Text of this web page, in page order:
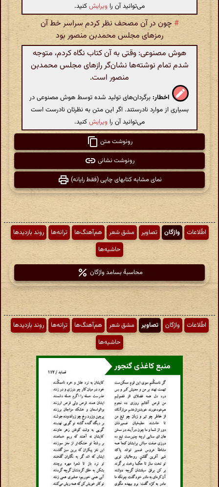
می‌توانید آن را ویرایشکنید.
# چون در آن مصحف نظر کردم سراسر خط آن
رمزهای مجلس محمدبن منصور بود
هوش مصنوعی: وقتی به آن کتاب نگاه کردم، متوجه
شدم تمام نوشته‌ها نشان‌گر رازهای مجلس محمدبن
منصور است.
اخطار: برگردان‌های تولید شده توسط هوش مصنوعی در
بسیاری از موارد نادرستند. اگر این متن به نظرتان نادرست است
می‌توانید آن را ویرایشکنید.
رونوشت متن
رونوشت نشانی
نمای مشابه کتابهای چاپی (فقط رایانه)
اطّلاعات واژگان تصاویر مشق شعر هم‌آهنگ‌ها ترانه‌ها
روند بازدیدها
حاشیه‌ها
محاسبهٔ بسامد واژگان
اطّلاعات واژگان تصاویر مشق شعر هم‌آهنگ‌ها ترانه‌ها
روند بازدیدها
حاشیه‌ها
منبع کاغذی گنجور